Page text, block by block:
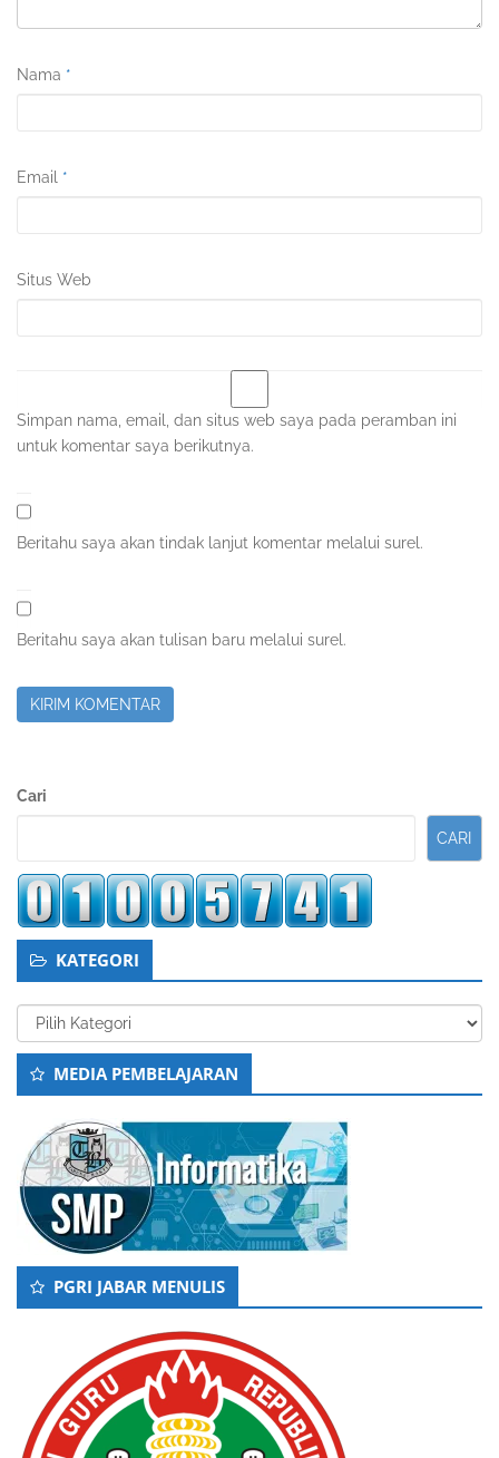
Nama *
Email *
Situs Web
Simpan nama, email, dan situs web saya pada peramban ini
untuk komentar saya berikutnya.
Beritahu saya akan tindak lanjut komentar melalui surel.
Beritahu saya akan tulisan baru melalui surel.
Sidebar
Cari
CARI
KATEGORI
Kategori
MEDIA PEMBELAJARAN
PGRI JABAR MENULIS